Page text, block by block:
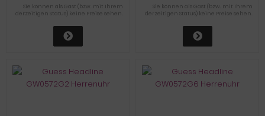
Sie können als Gast (bzw. mit Ihrem
derzeitigen Status) keine Preise sehen.
Sie können als Gast (bzw. mit Ihrem
derzeitigen Status) keine Preise sehen.